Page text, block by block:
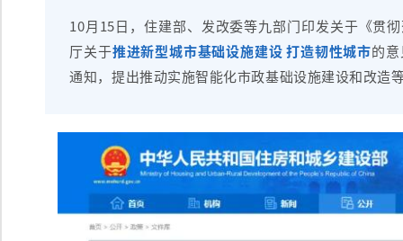
10月15日，住建部、发改委等九部门印发关于《贯
厅关于推进新型城市基础设施建设 打造韧性城市的
通知，提出推动实施智能化市政基础设施建设和改造